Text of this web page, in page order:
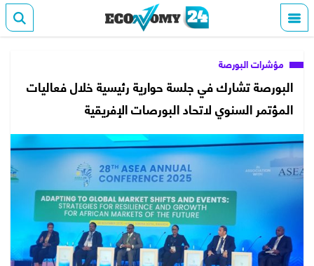
مؤشرات البورصة
البورصة تشارك في جلسة حوارية رئيسية خلال فعاليات
المؤتمر السنوي لاتحاد البورصات الإفريقية